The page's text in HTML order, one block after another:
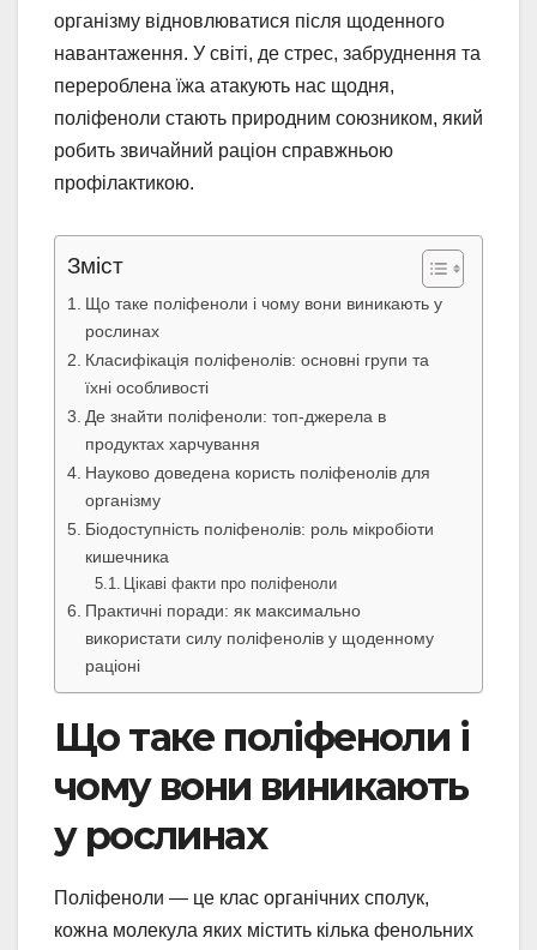
організму відновлюватися після щоденного
навантаження. У світі, де стрес, забруднення та
перероблена їжа атакують нас щодня,
поліфеноли стають природним союзником, який
робить звичайний раціон справжньою
профілактикою.
Зміст
Що таке поліфеноли і чому вони виникають у
рослинах
Класифікація поліфенолів: основні групи та
їхні особливості
Де знайти поліфеноли: топ-джерела в
продуктах харчування
Науково доведена користь поліфенолів для
організму
Біодоступність поліфенолів: роль мікробіоти
кишечника
Цікаві факти про поліфеноли
Практичні поради: як максимально
використати силу поліфенолів у щоденному
раціоні
Що таке поліфеноли і
чому вони виникають
у рослинах
Поліфеноли — це клас органічних сполук,
кожна молекула яких містить кілька фенольних